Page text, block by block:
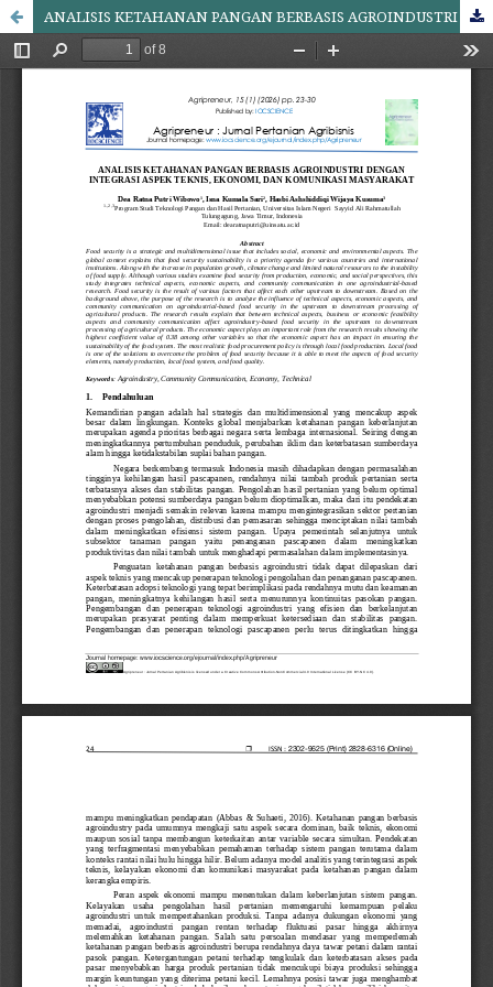
ANALISIS KETAHANAN PANGAN BERBASIS AGROINDUSTRI DENGAN INTEGRASI ASPEK TEKNIS, EKONOMI, DAN KOMUNIKASI MASYARAKAT